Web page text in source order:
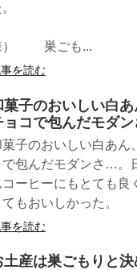
神奈川
） 巣ごも...
を読む
菓子のおいしい白あ
ョコで包んだモダン
菓子のおいしい白あん
で包んだモダンさ…。
コーヒーにもとても良
てもおいしか
を読む
土産は巣ごもりと